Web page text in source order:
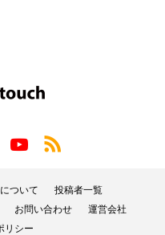
ついて
投稿者一覧
お問い合わせ
運営会社
リシー